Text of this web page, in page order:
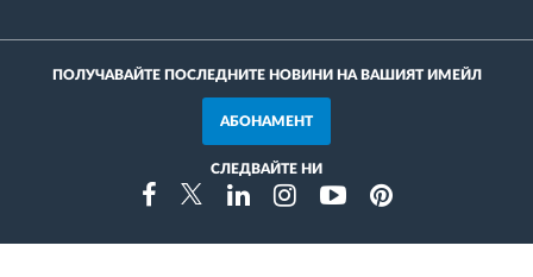
ПОЛУЧАВАЙТЕ ПОСЛЕДНИТЕ НОВИНИ НА ВАШИЯТ ИМЕЙЛ
АБОНАМЕНТ
СЛЕДВАЙТЕ НИ
FacebookTwitterLinkedinInstragramYoutubePinterest